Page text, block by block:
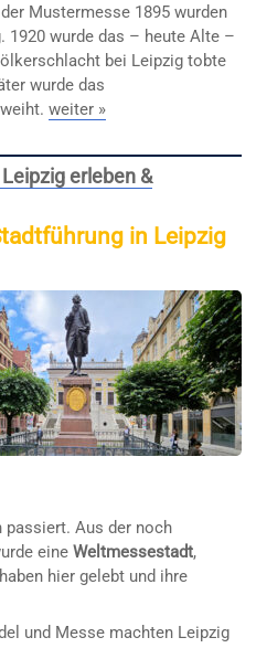
Mustermesse 1895 wurden
1920 wurde das – heute Alte –
bei Leipzig tobte
wurde das
weiter »
erleben &
in Leipzig
passiert. Aus der noch
eine Weltmessestadt,
hier gelebt und ihre
und Messe machten Leipzig